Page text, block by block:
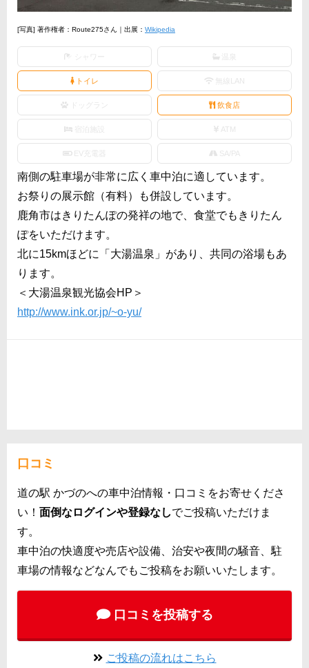
[写真] 著作権者：Route275さん｜出展： Wikipedia
トイレ 無線LAN
ドッグラン 飲食店
宿泊施設 ATM
EV充電器 SA/PA
南側の駐車場が非常に広く車中泊に適しています。
お祭りの展示館（有料）も併設しています。
鹿角市はきりたんぽの発祥の地で、食堂でもきりたん
ぽをいただけます。
北に15kmほどに「大湯温泉」があり、共同の浴場もあ
ります。
＜大湯温泉観光協会HP＞
http://www.ink.or.jp/~o-yu/
口コミ
道の駅 かづのへの車中泊情報・口コミをお寄せくださ
い！ 面倒なログインや登録なしでご投稿いただけま
す。
車中泊の快適度や売店や設備、治安や夜間の騒音、駐
車場の情報などなんでもご投稿をお願いいたします。
口コミを投稿する
ご投稿の流れはこちら